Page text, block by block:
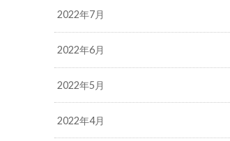
2022年7月
2022年6月
2022年5月
2022年4月